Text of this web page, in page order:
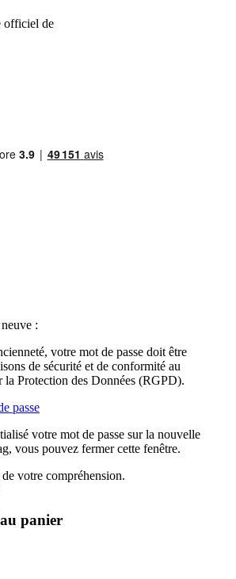
officiel de
:
votre mot de passe doit être
de sécurité et de conformité au
la Protection des Données (RGPD).
passe
votre mot de passe sur la nouvelle
vous pouvez fermer cette fenêtre.
votre compréhension.
panier